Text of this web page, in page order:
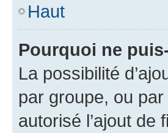
Haut
Pourquoi ne
La possibilité
par groupe, ou
autorisé l’ajout